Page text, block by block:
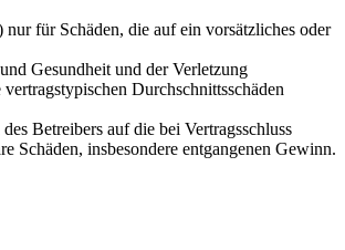
für Schäden, die auf ein vorsätzliches oder
Gesundheit und der Verletzung
Durchschnittsschäden
Betreibers auf die bei Vertragsschluss
Schäden, insbesondere entgangenen Gewinn.